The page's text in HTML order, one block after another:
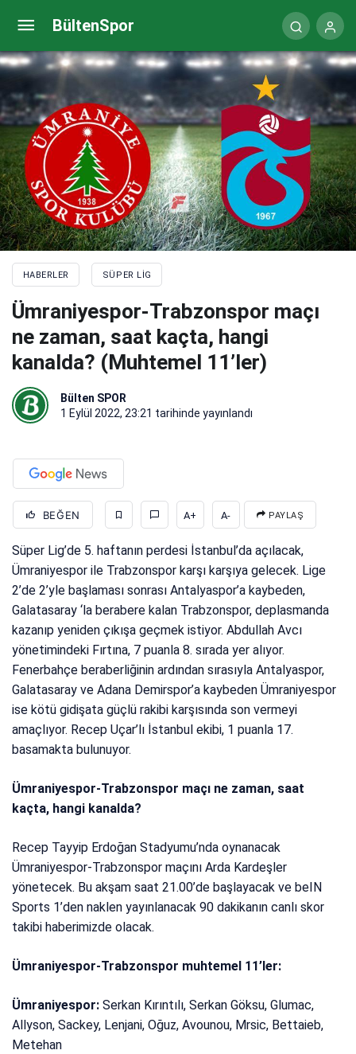
BültenSpor
HABERLER SÜPER LIG
Ümraniyespor-Trabzonspor maçı
ne zaman, saat kaçta, hangi
kanalda? (Muhtemel 11’ler)
Bülten SPOR
1 Eylül 2022, 23:21 tarihinde yayınlandı
BEĞEN A+ A- PAYLAŞ
Süper Lig’de 5. haftanın perdesi İstanbul’da açılacak,
Ümraniyespor ile Trabzonspor karşı karşıya gelecek. Lige
2’de 2’yle başlaması sonrası Antalyaspor’a kaybeden,
Galatasaray ‘la berabere kalan Trabzonspor, deplasmanda
kazanıp yeniden çıkışa geçmek istiyor. Abdullah Avcı
yönetimindeki Fırtına, 7 puanla 8. sırada yer alıyor.
Fenerbahçe beraberliğinin ardından sırasıyla Antalyaspor,
Galatasaray ve Adana Demirspor’a kaybeden Ümraniyespor
ise kötü gidişata güçlü rakibi karşısında son vermeyi
amaçlıyor. Recep Uçar’lı İstanbul ekibi, 1 puanla 17.
basamakta bulunuyor.
Ümraniyespor-Trabzonspor maçı ne zaman, saat
kaçta, hangi kanalda?
Recep Tayyip Erdoğan Stadyumu’nda oynanacak
Ümraniyespor-Trabzonspor maçını Arda Kardeşler
yönetecek. Bu akşam saat 21.00’de başlayacak ve beIN
Sports 1’den naklen yayınlanacak 90 dakikanın canlı skor
takibi haberimizde olacak.
Ümraniyespor-Trabzonspor muhtemel 11’ler:
Ümraniyespor:Serkan Kırıntılı, Serkan Göksu, Glumac,
Allyson, Sackey, Lenjani, Oğuz, Avounou, Mrsic, Bettaieb,
Metehan
Galatasaray transfer haberi: Josip Ilicic atağı